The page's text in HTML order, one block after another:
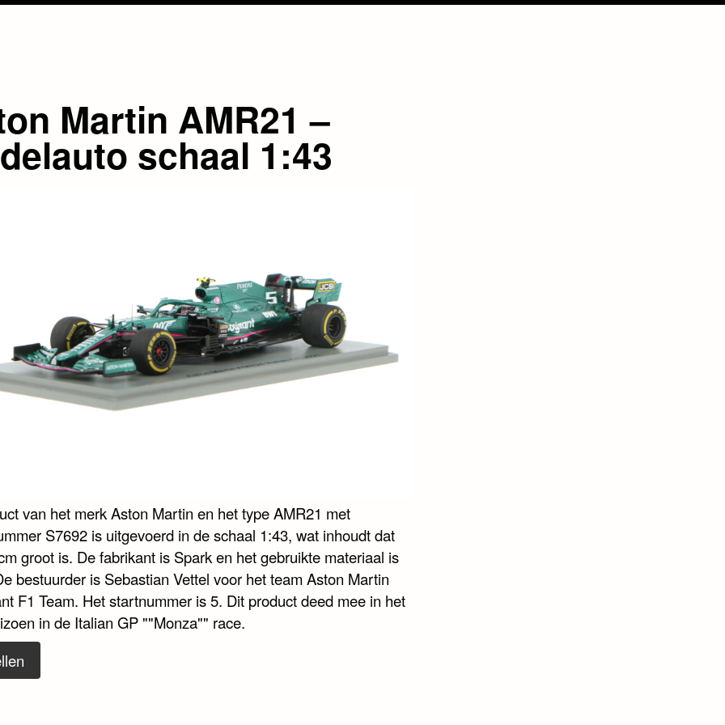
Martin AMR21 –
schaal 1:43
van het merk Aston Martin en het type AMR21 met
S7692 is uitgevoerd in de schaal 1:43, wat inhoudt dat
groot is. De fabrikant is Spark en het gebruikte materiaal is
bestuurder is Sebastian Vettel voor het team Aston Martin
F1 Team. Het startnummer is 5. Dit product deed mee in het
in de Italian GP ""Monza"" race.